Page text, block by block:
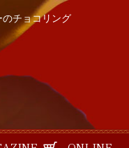
チョコリング